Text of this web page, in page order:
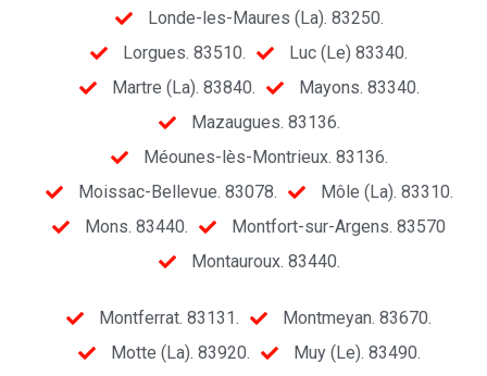
Londe-les-Maures (La). 83250.
Lorgues. 83510.
Luc (Le) 83340.
Martre (La). 83840.
Mayons. 83340.
Mazaugues. 83136.
Méounes-lès-Montrieux. 83136.
Moissac-Bellevue. 83078.
Môle (La). 83310.
Mons. 83440.
Montfort-sur-Argens. 83570
Montauroux. 83440.
Montferrat. 83131.
Montmeyan. 83670.
Motte (La). 83920.
Muy (Le). 83490.